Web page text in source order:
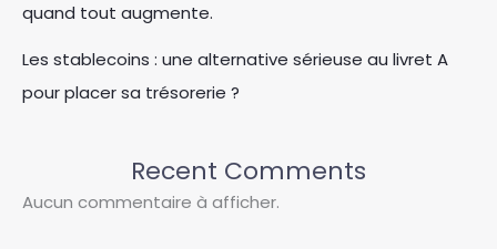
quand tout augmente.
Les stablecoins : une alternative sérieuse au livret A
pour placer sa trésorerie ?
Recent Comments
Aucun commentaire à afficher.